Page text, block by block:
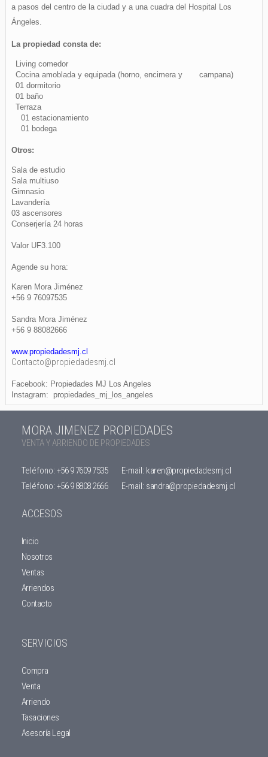
a pasos del centro de la ciudad y a una cuadra del Hospital Los
Ángeles.
La propiedad consta de:
Living comedor
Cocina amoblada y equipada (horno, encimera y campana)
01 dormitorio
01 baño
Terraza
estacionamiento
bodega
Otros:
Sala de estudio
Sala multiuso
Gimnasio
Lavandería
03 ascensores
Conserjería 24 horas
Valor UF3.100
Agende su hora:
Karen Mora Jiménez
+56 9 76097535
Sandra Mora Jiménez
+56 9 88082666
www.propiedadesmj.cl
Contacto@propiedadesmj.cl
Facebook: Propiedades MJ Los Angeles
Instagram: propiedades_mj_los_angeles
MORA JIMENEZ PROPIEDADES
VENTA Y ARRIENDO DE PROPIEDADES
Teléfono: +56 9 7609 7535 E-mail: karen@propiedadesmj.cl
Teléfono: +56 9 8808 2666 E-mail: sandra@propiedadesmj.cl
ACCESOS
Inicio
Nosotros
Ventas
Arriendos
Contacto
SERVICIOS
Compra
Venta
Arriendo
Tasaciones
Asesoría Legal